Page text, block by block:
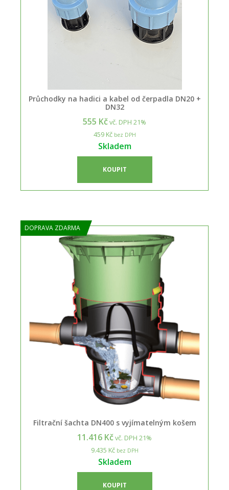
Průchodky na hadici a kabel od čerpadla DN20 +
DN32
555 Kčvč. DPH 21%
459 Kčbez DPH
Skladem
KOUPIT
DOPRAVA ZDARMA
Filtrační šachta DN400 s vyjímatelným košem
11.416 Kčvč. DPH 21%
9.435 Kčbez DPH
Skladem
KOUPIT